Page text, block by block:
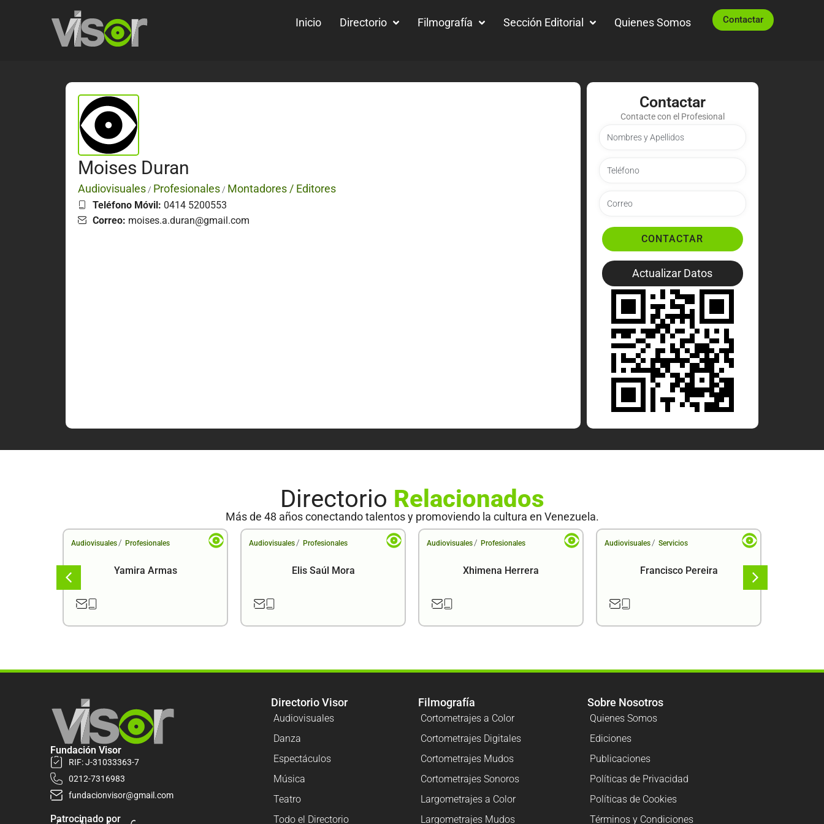
Inicio Directorio Filmografía Sección Editorial Quienes Somos Contactar
Moises Duran
Audiovisuales / Profesionales / Montadores / Editores
Teléfono Móvil: 0414 5200553
Correo: moises.a.duran@gmail.com
Contactar
Contacte con el Profesional
CONTACTAR
Actualizar Datos
Directorio Relacionados
Más de 48 años conectando talentos y promoviendo la cultura en Venezuela.
Audiovisuales / Profesionales
Yamira Armas
Audiovisuales / Profesionales
Elis Saúl Mora
Audiovisuales / Profesionales
Xhimena Herrera
Audiovisuales / Servicios
Francisco Pereira
Fundación Visor
RIF: J-31033363-7
0212-7316983
fundacionvisor@gmail.com
Patrocinado por
Directorio Visor
Audiovisuales
Danza
Espectáculos
Música
Teatro
Todo el Directorio
Filmografía
Cortometrajes a Color
Cortometrajes Digitales
Cortometrajes Mudos
Cortometrajes Sonoros
Largometrajes a Color
Largometrajes Mudos
Sobre Nosotros
Quienes Somos
Ediciones
Publicaciones
Políticas de Privacidad
Políticas de Cookies
Términos y Condiciones